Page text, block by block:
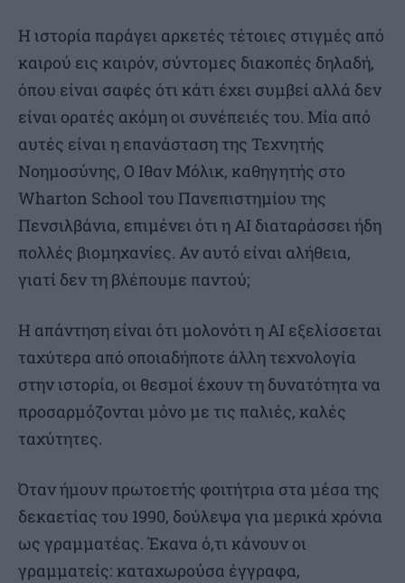
Η ιστορία παράγει αρκετές τέτοιες στιγμές από
καιρού εις καιρόν, σύντομες διακοπές δηλαδή,
όπου είναι σαφές ότι κάτι έχει συμβεί αλλά δεν
είναι ορατές ακόμη οι συνέπειές του. Μία από
αυτές είναι η επανάσταση της Τεχνητής
Νοημοσύνης, Ο Ιθαν Μόλικ, καθηγητής στο
Wharton School του Πανεπιστημίου της
Πενσιλβάνια, επιμένει ότι η ΑΙ διαταράσσει ήδη
πολλές βιομηχανίες. Αν αυτό είναι αλήθεια,
γιατί δεν τη βλέπουμε παντού;
Η απάντηση είναι ότι μολονότι η ΑΙ εξελίσσεται
ταχύτερα από οποιαδήποτε άλλη τεχνολογία
στην ιστορία, οι θεσμοί έχουν τη δυνατότητα να
προσαρμόζονται μόνο με τις παλιές, καλές
ταχύτητες.
Όταν ήμουν πρωτοετής φοιτήτρια στα μέσα της
δεκαετίας του 1990, δούλεψα για μερικά χρόνια
ως γραμματέας. Έκανα ό,τι κάνουν οι
γραμματείς: καταχωρούσα έγγραφα,